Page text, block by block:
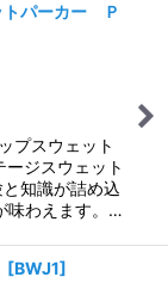
トパーカー Ｐ
プスウェット
ジスウェット
知識が詰め込
味わえます。…
[BWJ1]